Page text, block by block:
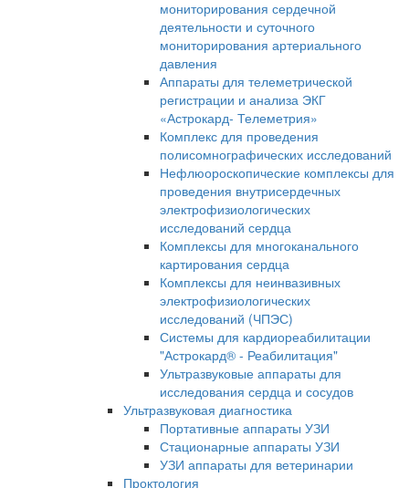
мониторирования сердечной
деятельности и суточного
мониторирования артериального
давления
Аппараты для телеметрической
регистрации и анализа ЭКГ
«Астрокард- Телеметрия»
Комплекс для проведения
полисомнографических исследований
Нефлюороскопические комплексы для
проведения внутрисердечных
электрофизиологических
исследований сердца
Комплексы для многоканального
картирования сердца
Комплексы для неинвазивных
электрофизиологических
исследований (ЧПЭС)
Системы для кардиореабилитации
"Астрокард® - Реабилитация"
Ультразвуковые аппараты для
исследования сердца и сосудов
Ультразвуковая диагностика
Портативные аппараты УЗИ
Стационарные аппараты УЗИ
УЗИ аппараты для ветеринарии
Проктология